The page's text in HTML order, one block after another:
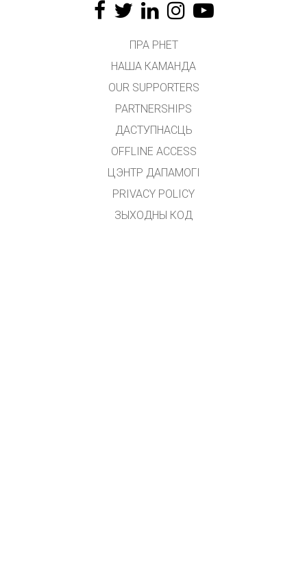
ПРА PHET
НАША КАМАНДА
OUR SUPPORTERS
PARTNERSHIPS
ДАСТУПНАСЦЬ
OFFLINE ACCESS
ЦЭНТР ДАПАМОГІ
PRIVACY POLICY
ЗЫХОДНЫ КОД